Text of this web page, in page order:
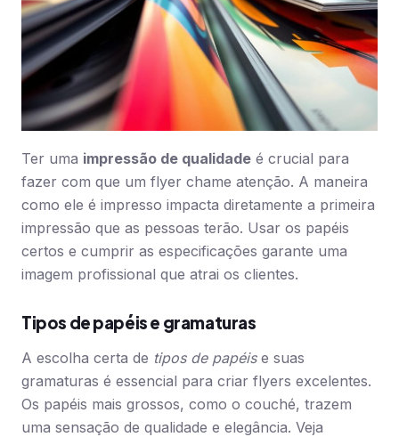
Ter uma impressão de qualidade é crucial para
fazer com que um flyer chame atenção. A maneira
como ele é impresso impacta diretamente a primeira
impressão que as pessoas terão. Usar os papéis
certos e cumprir as especificações garante uma
imagem profissional que atrai os clientes.
Tipos de papéis e gramaturas
A escolha certa de tipos de papéise suas
gramaturas é essencial para criar flyers excelentes.
Os papéis mais grossos, como o couché, trazem
uma sensação de qualidade e elegância. Veja